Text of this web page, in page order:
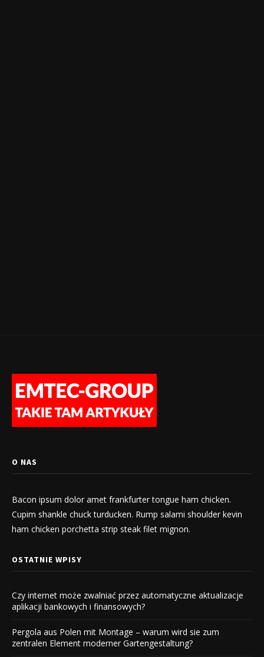
O NAS
Bacon ipsum dolor amet frankfurter tongue ham chicken.
Cupim shankle chuck turducken. Rump salami shoulder kevin
ham chicken porchetta strip steak filet mignon.
OSTATNIE WPISY
Czy internet może zwalniać przez automatyczne aktualizacje
aplikacji bankowych i finansowych?
Pergola aus Polen mit Montage – warum wird sie zum
zentralen Element moderner Gartengestaltung?